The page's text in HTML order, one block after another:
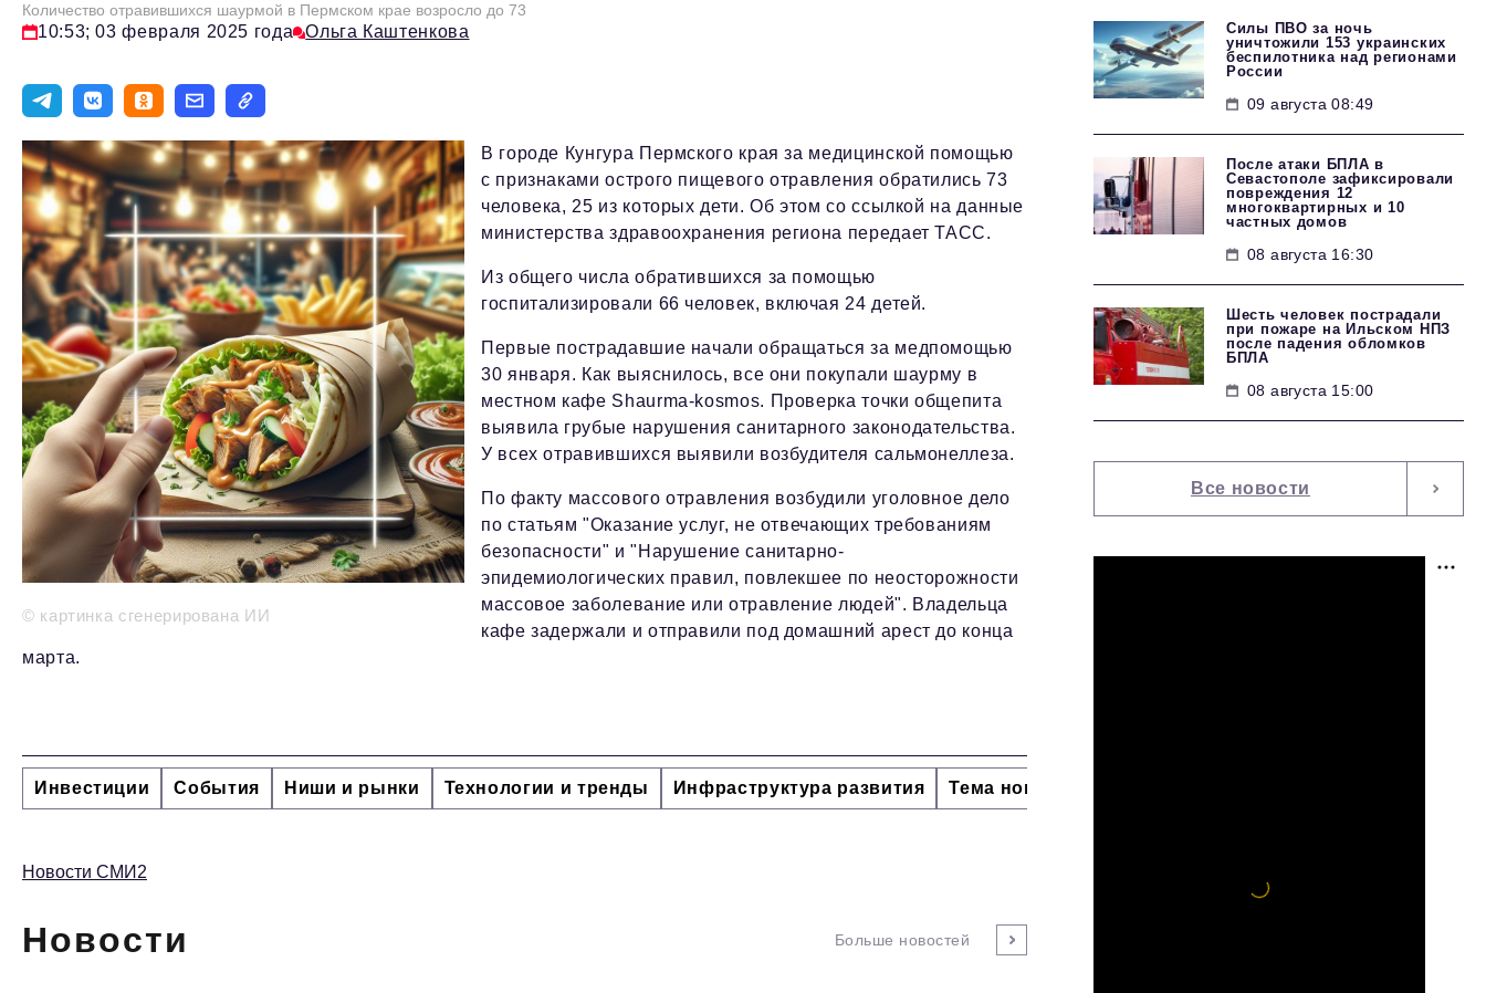
Количество отравившихся шаурмой в Пермском крае возросло до 73
10:53; 03 февраля 2025 года Ольга Каштенкова
© картинка сгенерирована ИИ
В городе Кунгура Пермского края за медицинской помощью
с признаками острого пищевого отравления обратились 73
человека, 25 из которых дети. Об этом со ссылкой на данные
министерства здравоохранения региона передает ТАСС.
Из общего числа обратившихся за помощью
госпитализировали 66 человек, включая 24 детей.
Первые пострадавшие начали обращаться за медпомощью
30 января. Как выяснилось, все они покупали шаурму в
местном кафе Shaurma-kosmos. Проверка точки общепита
выявила грубые нарушения санитарного законодательства.
У всех отравившихся выявили возбудителя сальмонеллеза.
По факту массового отравления возбудили уголовное дело
по статьям "Оказание услуг, не отвечающих требованиям
безопасности" и "Нарушение санитарно-
эпидемиологических правил, повлекшее по неосторожности
массовое заболевание или отравление людей". Владельца
кафе задержали и отправили под домашний арест до конца
марта.
Инвестиции События Ниши и рынки Технологии и тренды Инфраструктура развития Тема номера
Новости СМИ2
Новости Больше новостей
Силы ПВО за ночь
уничтожили 153 украинских
беспилотника над регионами
России
09 августа 08:49
После атаки БПЛА в
Севастополе зафиксировали
повреждения 12
многоквартирных и 10
частных домов
08 августа 16:30
Шесть человек пострадали
при пожаре на Ильском НПЗ
после падения обломков
БПЛА
08 августа 15:00
Все новости